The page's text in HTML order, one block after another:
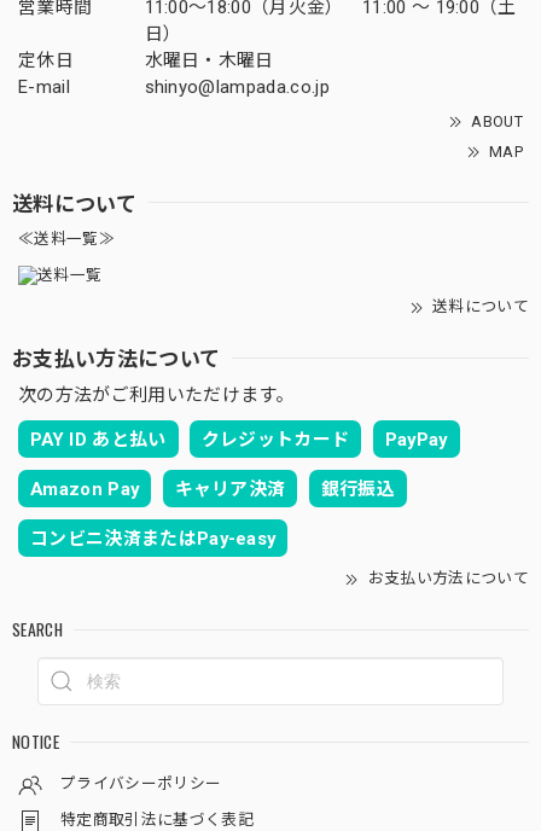
営業時間
11:00～18:00（月火金） 11:00 ～ 19:00（土
日）
定休日
水曜日・木曜日
E-mail
shinyo@lampada.co.jp
ABOUT
MAP
送料について
≪送料一覧≫
送料について
お支払い方法について
次の方法がご利用いただけます。
PAY ID あと払い クレジットカード PayPay
Amazon Pay キャリア決済 銀行振込
コンビニ決済またはPay-easy
お支払い方法について
SEARCH
NOTICE
プライバシーポリシー
特定商取引法に基づく表記